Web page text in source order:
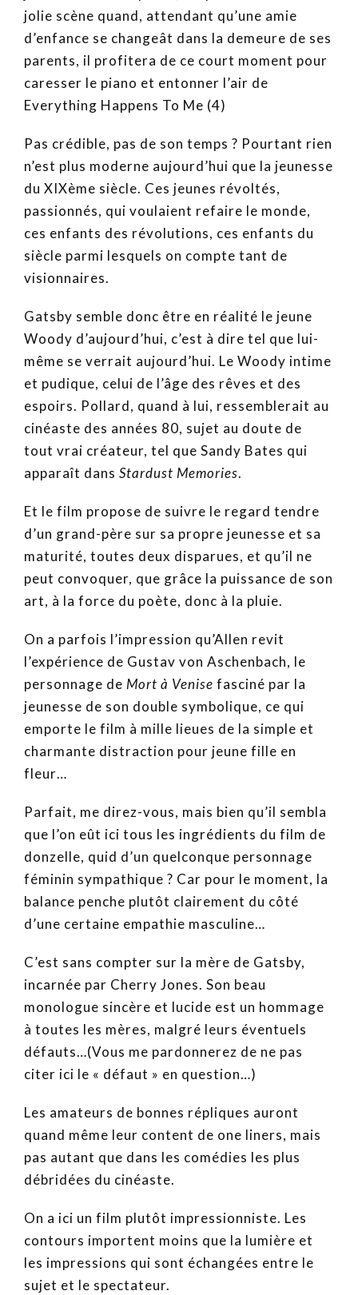
jolie scène quand, attendant qu’une amie
d’enfance se changeât dans la demeure de ses
parents, il profitera de ce court moment pour
caresser le piano et entonner l’air de
Everything Happens To Me (4)
Pas crédible, pas de son temps ? Pourtant rien
n’est plus moderne aujourd’hui que la jeunesse
du XIXème siècle. Ces jeunes révoltés,
passionnés, qui voulaient refaire le monde,
ces enfants des révolutions, ces enfants du
siècle parmi lesquels on compte tant de
visionnaires.
Gatsby semble donc être en réalité le jeune
Woody d’aujourd’hui, c’est à dire tel que lui-
même se verrait aujourd’hui. Le Woody intime
et pudique, celui de l’âge des rêves et des
espoirs. Pollard, quand à lui, ressemblerait au
cinéaste des années 80, sujet au doute de
tout vrai créateur, tel que Sandy Bates qui
apparaît dans Stardust Memories.
Et le film propose de suivre le regard tendre
d’un grand-père sur sa propre jeunesse et sa
maturité, toutes deux disparues, et qu’il ne
peut convoquer, que grâce la puissance de son
art, à la force du poète, donc à la pluie.
On a parfois l’impression qu’Allen revit
l’expérience de Gustav von Aschenbach, le
personnage de Mort à Venise fasciné par la
jeunesse de son double symbolique, ce qui
emporte le film à mille lieues de la simple et
charmante distraction pour jeune fille en
fleur…
Parfait, me direz-vous, mais bien qu’il sembla
que l’on eût ici tous les ingrédients du film de
donzelle, quid d’un quelconque personnage
féminin sympathique ? Car pour le moment, la
balance penche plutôt clairement du côté
d’une certaine empathie masculine…
C’est sans compter sur la mère de Gatsby,
incarnée par Cherry Jones. Son beau
monologue sincère et lucide est un hommage
à toutes les mères, malgré leurs éventuels
défauts…(Vous me pardonnerez de ne pas
citer ici le « défaut » en question…)
Les amateurs de bonnes répliques auront
quand même leur content de one liners, mais
pas autant que dans les comédies les plus
débridées du cinéaste.
On a ici un film plutôt impressionniste. Les
contours importent moins que la lumière et
les impressions qui sont échangées entre le
sujet et le spectateur.